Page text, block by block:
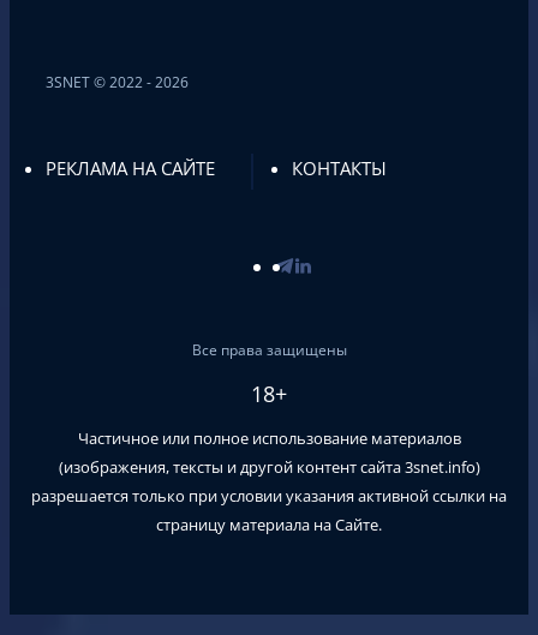
3SNET © 2022 - 2026
РЕКЛАМА НА САЙТЕ КОНТАКТЫ
Все права защищены
18+
Частичное или полное использование материалов
(изображения, тексты и другой контент сайта3snet.info)
разрешается только при условии указания активной ссылки на
страницу материала на Сайте.